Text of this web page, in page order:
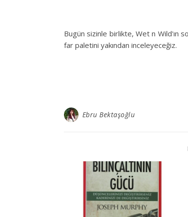
Bugün sizinle birlikte, Wet n Wild'ın
far paletini yakından inceleyeceğiz.
Ebru Bektaşoğlu